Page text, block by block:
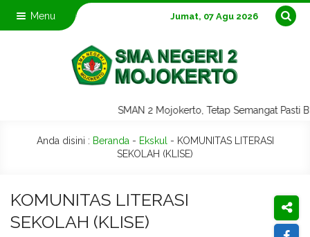
Menu Jumat, 07 Agu 2026
SMAN 2 Mojokerto, Tetap Semangat
Anda disini : Beranda - Ekskul - KOMUNITAS LITERASI
SEKOLAH (KLISE)
KOMUNITAS LITERASI
SEKOLAH (KLISE)